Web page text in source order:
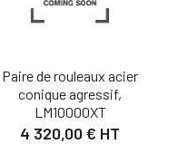
Paire de rouleaux acier
conique agressif,
LM10000XT
4 320,00 € HT